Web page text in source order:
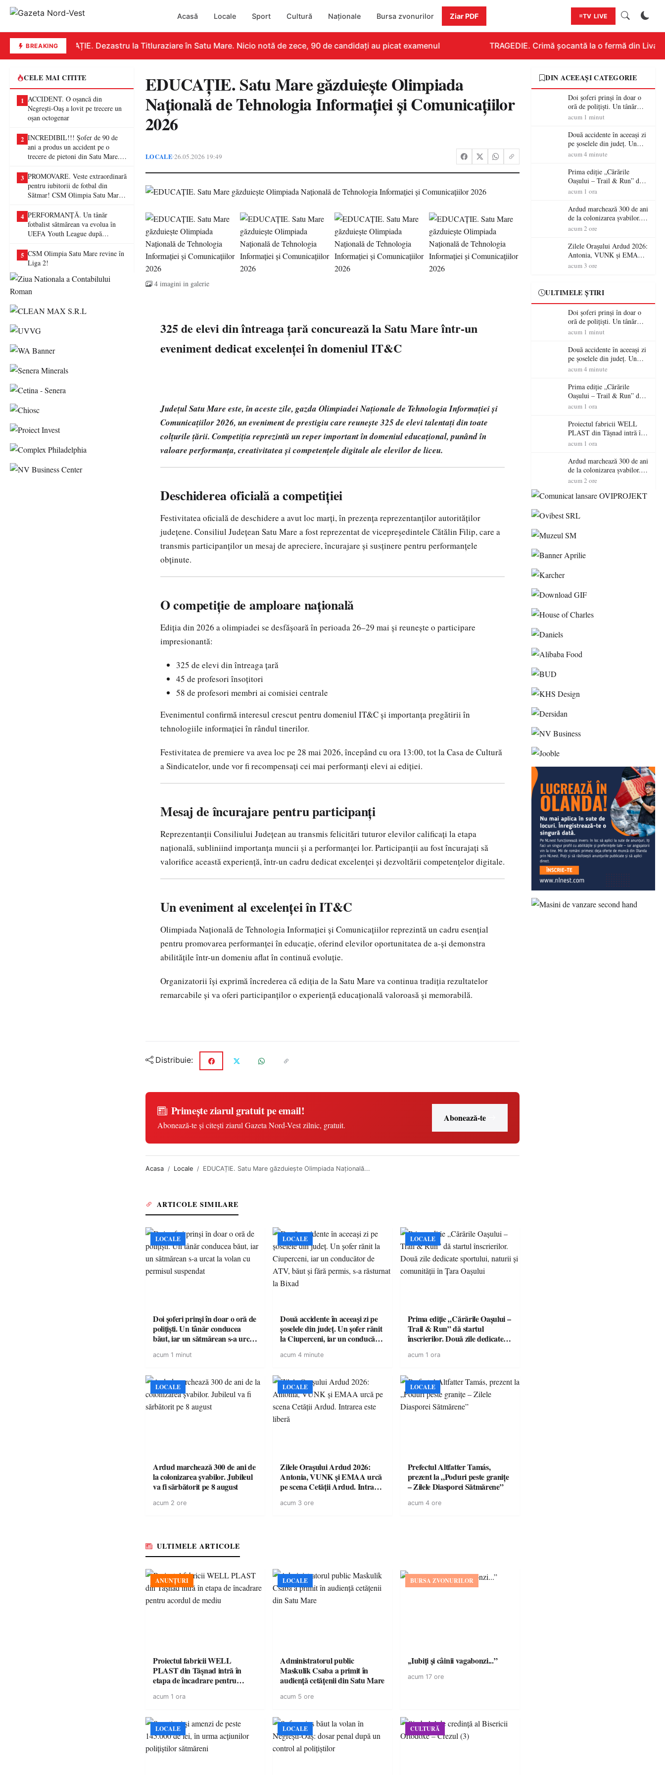
Acasă Locale Sport Cultură Naționale Bursa zvonurilor Ziar PDF TV LIVE
BREAKINGEDUCAȚIE. Dezastru la Titluraziare în Satu Mare. Nicio notă de zece, 90 de candidați au picat examenul TRAGEDIE. Crimă șocantă la o fermă din
CELE MAI CITITE
1 ACCIDENT. O oșancă din
Negrești-Oaș a lovit pe trecere un
oșan octogenar
2 INCREDIBIL!!! Șofer de 90 de
ani a produs un accident pe o
trecere de pietoni din Satu Mare. O
3 PROMOVARE. Veste extraordinară
pentru iubitorii de fotbal din
Sătmar! CSM Olimpia Satu Mare
4 PERFORMANȚĂ. Un tânăr
fotbalist sătmărean va evolua în
UEFA Youth League după
5 CSM Olimpia Satu Mare revine în
Liga 2!
EDUCAȚIE. Satu Mare găzduiește Olimpiada
Națională de Tehnologia Informației și Comunicațiilor
2026
LOCALE•26.05.2026 19:49
4 imagini in galerie
325 de elevi din întreaga țară concurează la Satu Mare într-un
eveniment dedicat excelenței în domeniul IT&C
Județul Satu Mare este, în aceste zile, gazda Olimpiadei Naționale de Tehnologia Informației și
Comunicațiilor 2026, un eveniment de prestigiu care reunește 325 de elevi talentați din toate
colțurile țării. Competiția reprezintă un reper important în domeniul educațional, punând în
valoare performanța, creativitatea și competențele digitale ale elevilor de liceu.
Deschiderea oficială a competiției
Festivitatea oficială de deschidere a avut loc marți, în prezența reprezentanților autorităților
județene. Consiliul Județean Satu Mare a fost reprezentat de vicepreședintele Cătălin Filip, care a
transmis participanților un mesaj de apreciere, încurajare și susținere pentru performanțele
obținute.
O competiție de amploare națională
Ediția din 2026 a olimpiadei se desfășoară în perioada 26–29 mai și reunește o participare
impresionantă:
325 de elevi din întreaga țară
45 de profesori însoțitori
58 de profesori membri ai comisiei centrale
Evenimentul confirmă interesul crescut pentru domeniul IT&C și importanța pregătirii în
tehnologiile informației în rândul tinerilor.
Festivitatea de premiere va avea loc pe 28 mai 2026, începând cu ora 13:00, tot la Casa de Cultură
a Sindicatelor, unde vor fi recompensați cei mai performanți elevi ai ediției.
Mesaj de încurajare pentru participanți
Reprezentanții Consiliului Județean au transmis felicitări tuturor elevilor calificați la etapa
națională, subliniind importanța muncii și a performanței lor. Participanții au fost încurajați să
valorifice această experiență, într-un cadru dedicat excelenței și dezvoltării competențelor digitale.
Un eveniment al excelenței în IT&C
Olimpiada Națională de Tehnologia Informației și Comunicațiilor reprezintă un cadru esențial
pentru promovarea performanței în educație, oferind elevilor oportunitatea de a-și demonstra
abilitățile într-un domeniu aflat în continuă evoluție.
Organizatorii își exprimă încrederea că ediția de la Satu Mare va continua tradiția rezultatelor
remarcabile și va oferi participanților o experiență educațională valoroasă și memorabilă.
Distribuie:
Primește ziarul gratuit pe email!
Abonează-te și citești ziarul Gazeta Nord-Vest zilnic, gratuit.
Abonează-te
Acasa Locale EDUCAȚIE. Satu Mare găzduiește Olimpiada Națională...
ARTICOLE SIMILARE
LOCALE
Doi șoferi prinși în doar o oră de
polițiști. Un tânăr conducea
băut, iar un sătmărean s-a urcat
acum 1 minut
LOCALE
Două accidente în aceeași zi pe
șoselele din județ. Un șofer rănit
la Ciuperceni, iar un conducător
răsturnat la Bixad
acum 4 minute
LOCALE
Prima ediție „Cărările Oașului –
Trail & Run” dă startul
înscrierilor. Două zile dedicate
în Țara Oașului
acum 1 ora
LOCALE
Ardud marchează 300 de ani de
la colonizarea șvabilor. Jubileul
va fi sărbătorit pe 8 august
acum 2 ore
LOCALE
Zilele Orașului Ardud 2026:
Antonia, VUNK și EMAA urcă
pe scena Cetății Ardud. Intrarea
acum 3 ore
LOCALE
Prefectul Altfatter Tamás,
prezent la „Poduri peste granițe
– Zilele Diasporei Sătmărene”
acum 4 ore
ULTIMELE ARTICOLE
ANUNȚURI
Proiectul fabricii WELL
PLAST din Tășnad intră în
etapa de încadrare pentru
acum 1 ora
LOCALE
Administratorul public
Maskulik Csaba a primit în
audiență cetățenii din Satu Mare
acum 5 ore
BURSA ZVONURILOR
,,Iubiți și câinii vagabonzi...”
acum 17 ore
LOCALE LOCALE CULTURĂ
DIN ACEEAȘI CATEGORIE
Doi șoferi prinși în doar o
oră de polițiști. Un tânăr
conducea băut, iar un
cu permisul suspendat
acum 1 minut
Două accidente în aceeași zi
pe șoselele din județ. Un
șofer rănit la Ciuperceni, iar
și fără permis, s-a răsturnat
la Bixad
acum 4 minute
Prima ediție „Cărările
Oașului – Trail & Run” dă
startul înscrierilor. Două zile
comunității în Țara Oașului
acum 1 ora
Ardud marchează 300 de ani
de la colonizarea șvabilor.
Jubileul va fi sărbătorit pe 8
acum 2 ore
Zilele Orașului Ardud 2026:
Antonia, VUNK și EMAA
urcă pe scena Cetății Ardud.
acum 3 ore
ULTIMELE ȘTIRI
Doi șoferi prinși în doar o
oră de polițiști. Un tânăr
conducea băut, iar un
cu permisul suspendat
acum 1 minut
Două accidente în aceeași zi
pe șoselele din județ. Un
șofer rănit la Ciuperceni, iar
și fără permis, s-a răsturnat
la Bixad
acum 4 minute
Prima ediție „Cărările
Oașului – Trail & Run” dă
startul înscrierilor. Două zile
comunității în Țara Oașului
acum 1 ora
Proiectul fabricii WELL
PLAST din Tășnad intră în
etapa de încadrare pentru
acum 1 ora
Ardud marchează 300 de ani
de la colonizarea șvabilor.
Jubileul va fi sărbătorit pe 8
acum 2 ore